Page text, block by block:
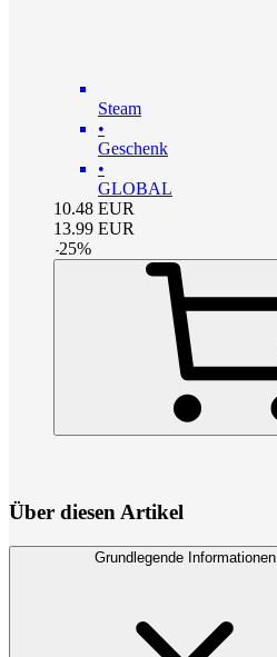
Steam
•
Geschenk
•
GLOBAL
10.48 EUR
13.99 EUR
-25%
Über diesen Artikel
Grundlegende Informationen